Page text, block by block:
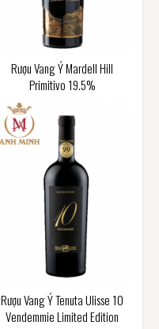
Rượu Vang Ý Mardell Hill
Primitivo 19.5%
Rượu Vang Ý Tenuta Ulisse 10
Vendemmie Limited Edition